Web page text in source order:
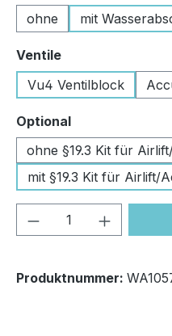
ohne
mit
Ventileauswählen
Vu4 Ventilblock
Optionalauswählen
ohne §19.3 Kit für
mit §19.3 Kit für Airlift/
Produkt Anzahl:
Produktnummer: